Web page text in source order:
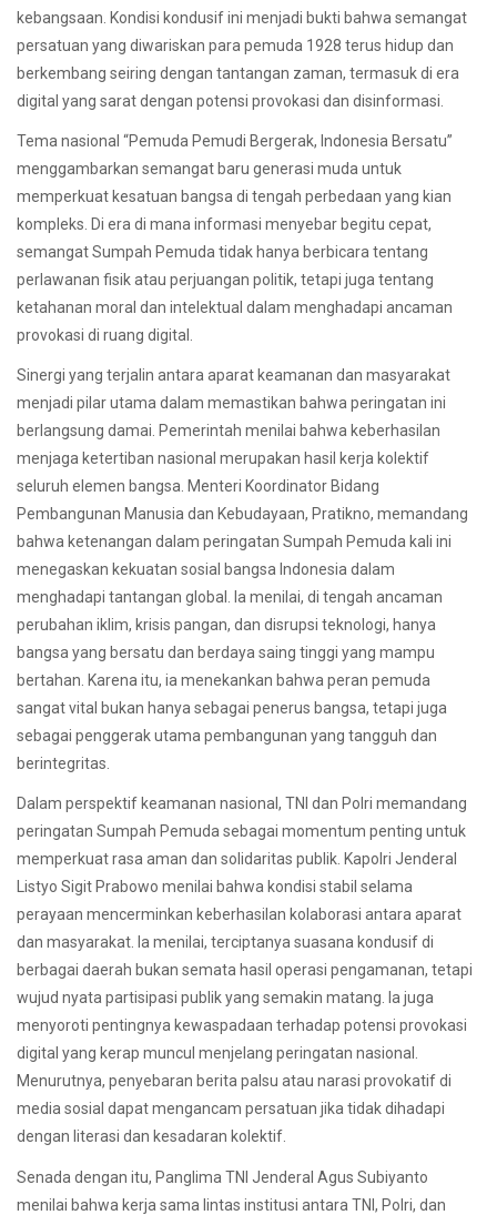
kebangsaan. Kondisi kondusif ini menjadi bukti bahwa semangat
persatuan yang diwariskan para pemuda 1928 terus hidup dan
berkembang seiring dengan tantangan zaman, termasuk di era
digital yang sarat dengan potensi provokasi dan disinformasi.
Tema nasional “Pemuda Pemudi Bergerak, Indonesia Bersatu”
menggambarkan semangat baru generasi muda untuk
memperkuat kesatuan bangsa di tengah perbedaan yang kian
kompleks. Di era di mana informasi menyebar begitu cepat,
semangat Sumpah Pemuda tidak hanya berbicara tentang
perlawanan fisik atau perjuangan politik, tetapi juga tentang
ketahanan moral dan intelektual dalam menghadapi ancaman
provokasi di ruang digital.
Sinergi yang terjalin antara aparat keamanan dan masyarakat
menjadi pilar utama dalam memastikan bahwa peringatan ini
berlangsung damai. Pemerintah menilai bahwa keberhasilan
menjaga ketertiban nasional merupakan hasil kerja kolektif
seluruh elemen bangsa. Menteri Koordinator Bidang
Pembangunan Manusia dan Kebudayaan, Pratikno, memandang
bahwa ketenangan dalam peringatan Sumpah Pemuda kali ini
menegaskan kekuatan sosial bangsa Indonesia dalam
menghadapi tantangan global. Ia menilai, di tengah ancaman
perubahan iklim, krisis pangan, dan disrupsi teknologi, hanya
bangsa yang bersatu dan berdaya saing tinggi yang mampu
bertahan. Karena itu, ia menekankan bahwa peran pemuda
sangat vital bukan hanya sebagai penerus bangsa, tetapi juga
sebagai penggerak utama pembangunan yang tangguh dan
berintegritas.
Dalam perspektif keamanan nasional, TNI dan Polri memandang
peringatan Sumpah Pemuda sebagai momentum penting untuk
memperkuat rasa aman dan solidaritas publik. Kapolri Jenderal
Listyo Sigit Prabowo menilai bahwa kondisi stabil selama
perayaan mencerminkan keberhasilan kolaborasi antara aparat
dan masyarakat. Ia menilai, terciptanya suasana kondusif di
berbagai daerah bukan semata hasil operasi pengamanan, tetapi
wujud nyata partisipasi publik yang semakin matang. Ia juga
menyoroti pentingnya kewaspadaan terhadap potensi provokasi
digital yang kerap muncul menjelang peringatan nasional.
Menurutnya, penyebaran berita palsu atau narasi provokatif di
media sosial dapat mengancam persatuan jika tidak dihadapi
dengan literasi dan kesadaran kolektif.
Senada dengan itu, Panglima TNI Jenderal Agus Subiyanto
menilai bahwa kerja sama lintas institusi antara TNI, Polri, dan